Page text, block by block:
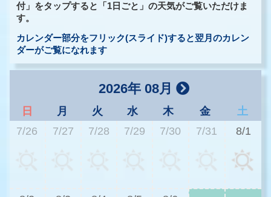
付」をタップすると「1日ごと」の天気がご覧いただけま
す。
カレンダー部分をフリック(スライド)すると翌月のカレン
ダーがご覧になれます
2026年 08月
日 月 火 水 木 金
土
7/26
7/27 7/28 7/29 7/30 7/31 8/1